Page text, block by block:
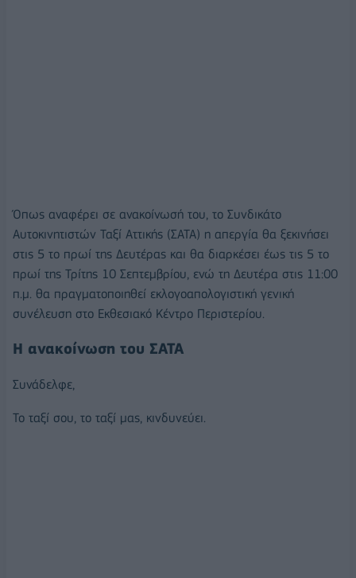
Όπως αναφέρει σε ανακοίνωσή του, το Συνδικάτο
Αυτοκινητιστών Ταξί Αττικής (ΣΑΤΑ) η απεργία θα ξεκινήσει
στις 5 το πρωί της Δευτέρας και θα διαρκέσει έως τις 5 το
πρωί της Τρίτης 10 Σεπτεμβρίου, ενώ τη Δευτέρα στις 11:00
π.μ. θα πραγματοποιηθεί εκλογοαπολογιστική γενική
συνέλευση στο Εκθεσιακό Κέντρο Περιστερίου.
Η ανακοίνωση του ΣΑΤΑ
Συνάδελφε,
Το ταξί σου, το ταξί μας, κινδυνεύει.